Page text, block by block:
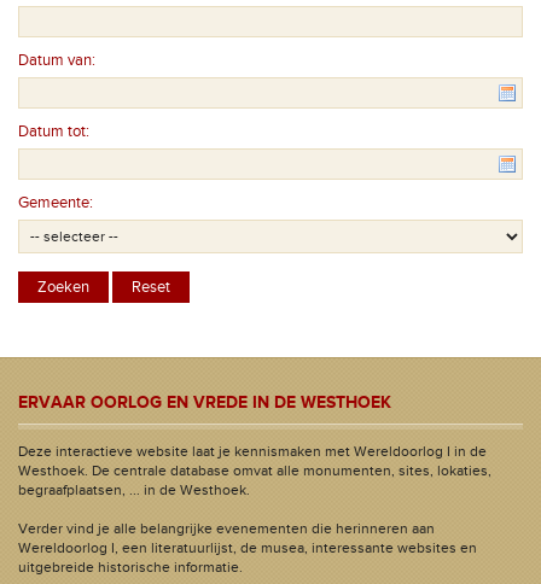
Datum van:
Datum tot:
Gemeente:
ERVAAR OORLOG EN VREDE IN DE WESTHOEK
Deze interactieve website laat je kennismaken met Wereldoorlog I in de
Westhoek. De centrale database omvat alle monumenten, sites, lokaties,
begraafplaatsen, ... in de Westhoek.
Verder vind je alle belangrijke evenementen die herinneren aan
Wereldoorlog I, een literatuurlijst, de musea, interessante websites en
uitgebreide historische informatie.